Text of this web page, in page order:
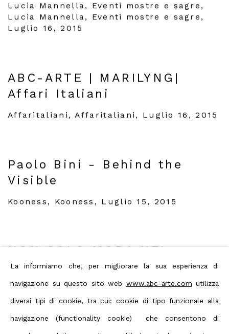
Lucia Mannella, Eventi mostre e sagre,
Lucia Mannella, Eventi mostre e sagre,
Luglio 16, 2015
ABC-ARTE | MARILYNG|
Affari Italiani
Affaritaliani, Affaritaliani, Luglio 16, 2015
Paolo Bini - Behind the
Visible
Kooness, Kooness, Luglio 15, 2015
NON SOLO MODA NEL
NUOVO CONCEPT STORE
MARYLING
Valentina Mascarello, Fashion Illustrated,
Luglio 15, 2015
La informiamo che, per migliorare la sua esperienza di
navigazione su questo sito web www.abc-arte.com utilizza
diversi tipi di cookie, tra cui: cookie di tipo funzionale alla
navigazione (functionality cookie) che consentono di